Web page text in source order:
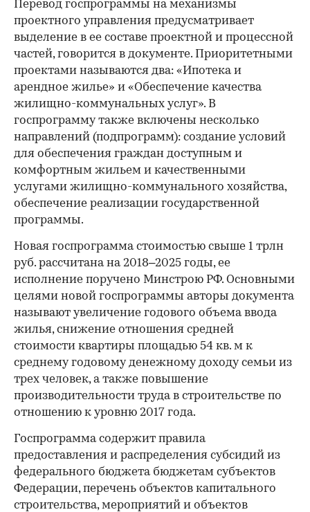
Перевод госпрограммы на механизмы
проектного управления предусматривает
выделение в ее составе проектной и процессной
частей, говорится в документе. Приоритетными
проектами называются два: «Ипотека и
арендное жилье» и «Обеспечение качества
жилищно-коммунальных услуг». В
госпрограмму также включены несколько
направлений (подпрограмм): создание условий
для обеспечения граждан доступным и
комфортным жильем и качественными
услугами жилищно-коммунального хозяйства,
обеспечение реализации государственной
программы.
Новая госпрограмма стоимостью свыше 1 трлн
руб. рассчитана на 2018–2025 годы, ее
исполнение поручено Минстрою РФ. Основными
целями новой госпрограммы авторы документа
называют увеличение годового объема ввода
жилья, снижение отношения средней
стоимости квартиры площадью 54 кв. м к
среднему годовому денежному доходу семьи из
трех человек, а также повышение
производительности труда в строительстве по
отношению к уровню 2017 года.
Госпрограмма содержит правила
предоставления и распределения субсидий из
федерального бюджета бюджетам субъектов
Федерации, перечень объектов капитального
строительства, мероприятий и объектов